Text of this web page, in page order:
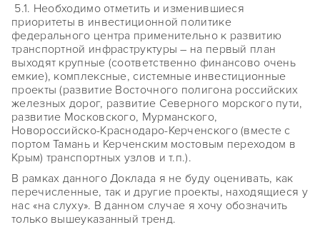
5.1. Необходимо отметить и изменившиеся
приоритеты в инвестиционной политике
федерального центра применительно к развитию
транспортной инфраструктуры – на первый план
выходят крупные (соответственно финансово очень
емкие), комплексные, системные инвестиционные
проекты (развитие Восточного полигона российских
железных дорог, развитие Северного морского пути,
развитие Московского, Мурманского,
Новороссийско-Краснодаро-Керченского (вместе с
портом Тамань и Керченским мостовым переходом в
Крым) транспортных узлов и т.п.).
В рамках данного Доклада я не буду оценивать, как
перечисленные, так и другие проекты, находящиеся у
нас «на слуху». В данном случае я хочу обозначить
только вышеуказанный тренд.